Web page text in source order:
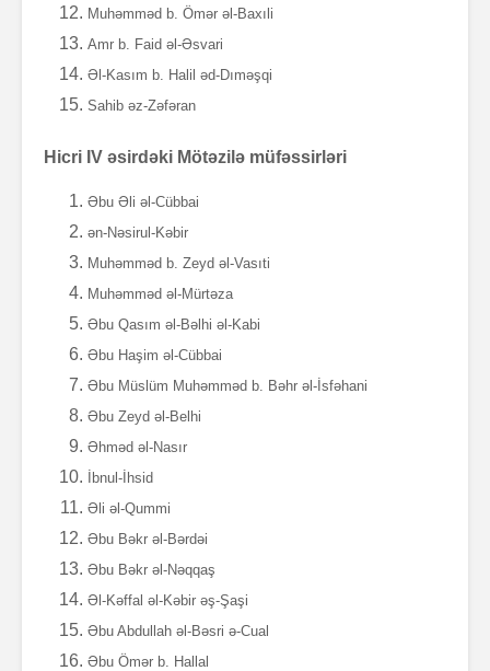
Muhəmməd b. Ömər əl-Baxıli
Amr b. Faid əl-Əsvari
Əl-Kasım b. Halil əd-Dıməşqi
Sahib əz-Zəfəran
Hicri IV əsirdəki Mötəzilə müfəssirləri
Əbu Əli əl-Cübbai
ən-Nəsirul-Kəbir
Muhəmməd b. Zeyd əl-Vasıti
Muhəmməd əl-Mürtəza
Əbu Qasım əl-Bəlhi əl-Kabi
Əbu Haşim əl-Cübbai
Əbu Müslüm Muhəmməd b. Bəhr əl-İsfəhani
Əbu Zeyd əl-Belhi
Əhməd əl-Nasır
İbnul-İhsid
Əli əl-Qummi
Əbu Bəkr əl-Bərdəi
Əbu Bəkr əl-Nəqqaş
Əl-Kəffal əl-Kəbir əş-Şaşi
Əbu Abdullah əl-Bəsri ə-Cual
Əbu Ömər b. Hallal